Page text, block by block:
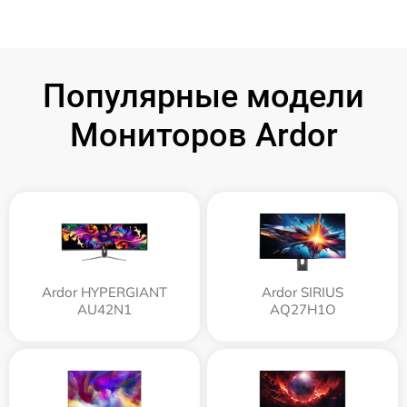
Популярные модели
Мониторов Ardor
Ardor HYPERGIANT
AU42N1
Ardor SIRIUS
AQ27H1O